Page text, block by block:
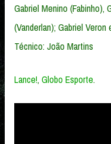
Gabriel Menino (Fabinho),
(Vanderlan); Gabriel Veron
Técnico: João Martins
Lance!, Globo Esporte.